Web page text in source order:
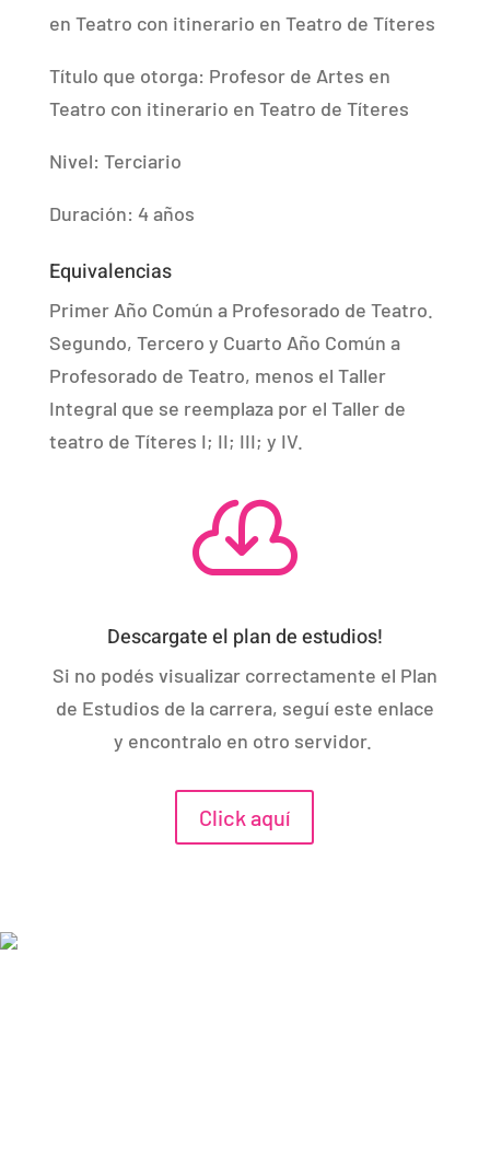
en Teatro con itinerario en Teatro de Títeres
Título que otorga: Profesor de Artes en
Teatro con itinerario en Teatro de Títeres
Nivel: Terciario
Duración: 4 años
Equivalencias
Primer Año Común a Profesorado de Teatro.
Segundo, Tercero y Cuarto Año Común a
Profesorado de Teatro, menos el Taller
Integral que se reemplaza por el Taller de
teatro de Títeres I; II; III; y IV.

Descargate el plan de estudios!
Si no podés visualizar correctamente el Plan
de Estudios de la carrera, seguí este enlace
y encontralo en otro servidor.
Click aquí